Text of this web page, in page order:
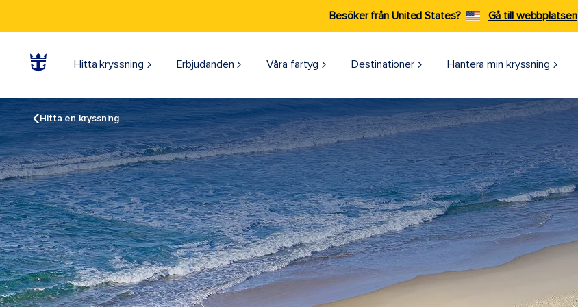
Besöker från United States? Gå till webbplatsen
Hitta kryssning Erbjudanden Våra fartyg Destinationer Hantera min kryssning
Hitta en kryssning